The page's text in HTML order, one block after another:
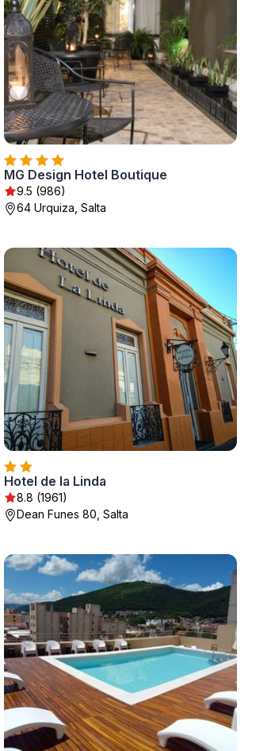
MG Design Hotel Boutique
9.5 (986)
64 Urquiza, Salta
Hotel de la Linda
8.8 (1961)
Dean Funes 80, Salta